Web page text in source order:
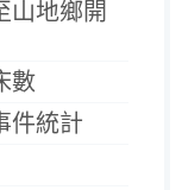
山地鄉開
數
件統計